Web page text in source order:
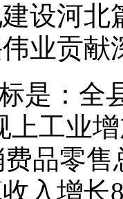
设河
业贡献
是：全
上工业
品零
入增长